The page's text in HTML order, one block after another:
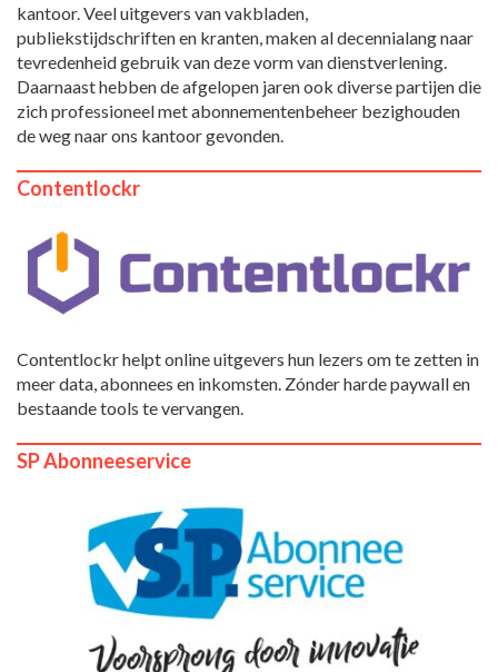
kantoor. Veel uitgevers van vakbladen,
publiekstijdschriften en kranten, maken al decennialang naar
tevredenheid gebruik van deze vorm van dienstverlening.
Daarnaast hebben de afgelopen jaren ook diverse partijen die
zich professioneel met abonnementenbeheer bezighouden
de weg naar ons kantoor gevonden.
Contentlockr
Contentlockr helpt online uitgevers hun lezers om te zetten in
meer data, abonnees en inkomsten. Zónder harde paywall en
bestaande tools te vervangen.
SP Abonneeservice